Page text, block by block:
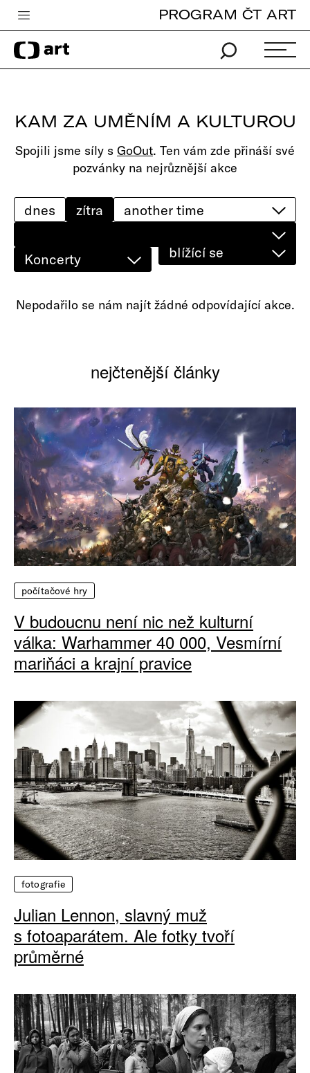
Česká televize
Zpravodajství
iVysílání
TV program
edu
PROGRAM ČT ART
KAM ZA UMĚNÍM A KULTUROU
Spojili jsme síly s GoOut. Ten vám zde přináší své
pozvánky na nejrůznější akce
Koncerty
dnes zítra
blížící se
Nepodařilo se nám najít žádné odpovídající akce.
nejčtenější články
počítačové hry
V budoucnu není nic než kulturní
válka: Warhammer 40 000, Vesmírní
mariňáci a krajní pravice
fotografie
Julian Lennon, slavný muž
s fotoaparátem. Ale fotky tvoří
průměrné